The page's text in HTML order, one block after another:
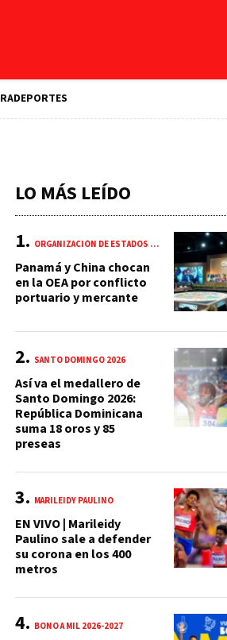
DEPORTES
LO MÁS LEÍDO
ORGANIZACIÓN DE ESTADOS AMERICANOS (OEA)
Panamá y China chocan
en la OEA por conflicto
portuario y mercante
SANTO DOMINGO 2026
Así va el medallero de
Santo Domingo 2026:
República Dominicana
suma 18 oros y 85
preseas
MARILEIDY PAULINO
EN VIVO | Marileidy
Paulino sale a defender
su corona en los 400
metros
BONO A MIL 2026-2027